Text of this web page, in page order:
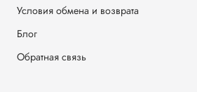
Условия обмена и возврата
Блог
Обратная связь